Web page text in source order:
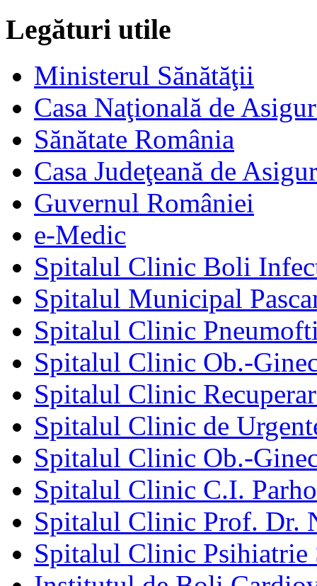
Legături utile
Ministerul Sănătăţii
Casa Naţională de
Sănătate România
Casa Judeţeană de
Guvernul României
e-Medic
Spitalul Clinic Boli
Spitalul Municipal
Spitalul Clinic
Spitalul Clinic Ob.-
Spitalul Clinic
Spitalul Clinic de
Spitalul Clinic Ob.-
Spitalul Clinic C.I.
Spitalul Clinic Prof. Dr.
Spitalul Clinic Psihiatrie